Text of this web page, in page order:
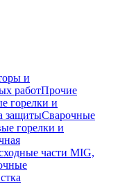
и
работПрочие
горелки и
защитыСварочные
горелки и
части MIG,